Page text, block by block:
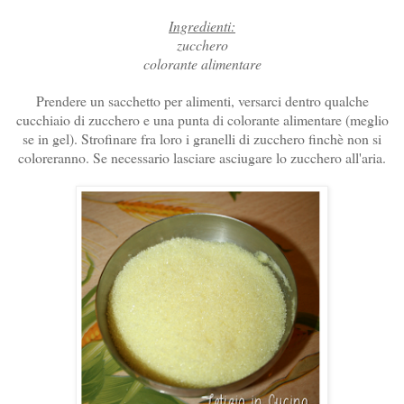
Ingredienti:
zucchero
colorante alimentare
Prendere un sacchetto per alimenti, versarci dentro qualche
cucchiaio di zucchero e una punta di colorante alimentare (meglio
se in gel). Strofinare fra loro i granelli di zucchero finchè non si
coloreranno. Se necessario lasciare asciugare lo zucchero all'aria.